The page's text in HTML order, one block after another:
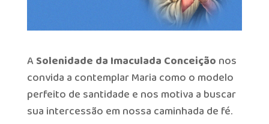
ASolenidade da Imaculada Conceição nos
convida a contemplar Maria como o modelo
perfeito de santidade e nos motiva a buscar
sua intercessão em nossa caminhada de fé.